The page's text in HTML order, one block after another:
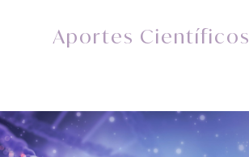
Aportes Científicos